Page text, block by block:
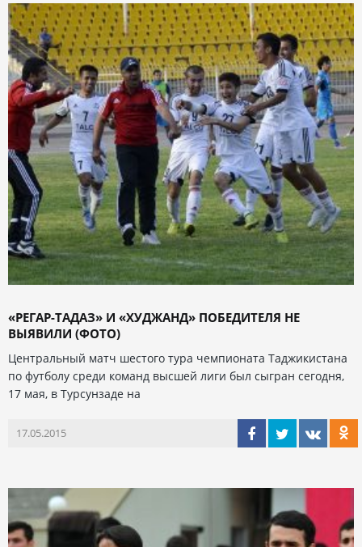
«РЕГАР-ТАДАЗ» И «ХУДЖАНД» ПОБЕДИТЕЛЯ НЕ
ВЫЯВИЛИ (ФОТО)
Центральный матч шестого тура чемпионата Таджикистана
по футболу среди команд высшей лиги был сыгран сегодня,
17 мая, в Турсунзаде на
17.05.2015